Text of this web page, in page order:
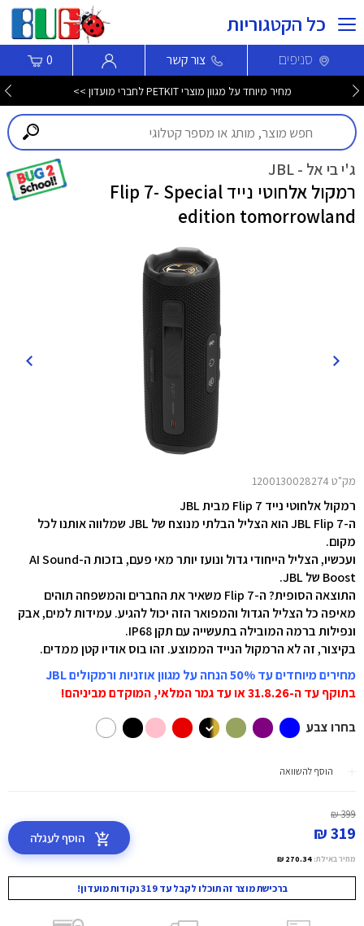
כל הקטגוריות
סניפים צור קשר 0
מחיר מיוחד על מגוון מוצרי PETKIT לחברי מועדון >>
ג'י בי אל - JBL
רמקול אלחוטי נייד Flip 7- Special
edition tomorrowland
מק"ט 1200130028274
רמקול אלחוטי נייד Flip 7 מבית JBL
ה-JBL Flip 7 הוא הצליל הבלתי מנוצח של JBL שמלווה אותנו לכל
מקום.
ועכשיו, הצליל הייחודי גדול ונועז יותר מאי פעם, בזכות ה-AI Sound
Boost של JBL.
התוצאה הסופית? ה-Flip 7 משאיר את החברים והמשפחה תוהים
מאיפה כל הצליל הגדול והמפואר הזה יכול להגיע. עמידות למים, אבק
ונפילות ברמה המובילה בתעשייה עם תקן IP68.
בקיצור, זה לא הרמקול הנייד הממוצע. זהו בוס אודיו קטן ממדים.
מחירים מיוחדים עד 50% הנחה על מגוון אוזניות ורמקולים JBL
בתוקף עד ה-31.8.26 או עד גמר המלאי, המוקדם מביניהם!
בחרו צבע
הוסף להשוואה
399 ₪
319 ₪
מחיר באילת: 270.34 ₪
הוסף לעגלה
ברכישת מוצר זה תוכלו לקבל עד 319 נקודות מועדון!